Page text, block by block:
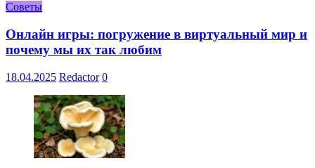
Советы
Онлайн игры: погружение в виртуальный мир и
почему мы их так любим
18.04.2025 Redactor 0